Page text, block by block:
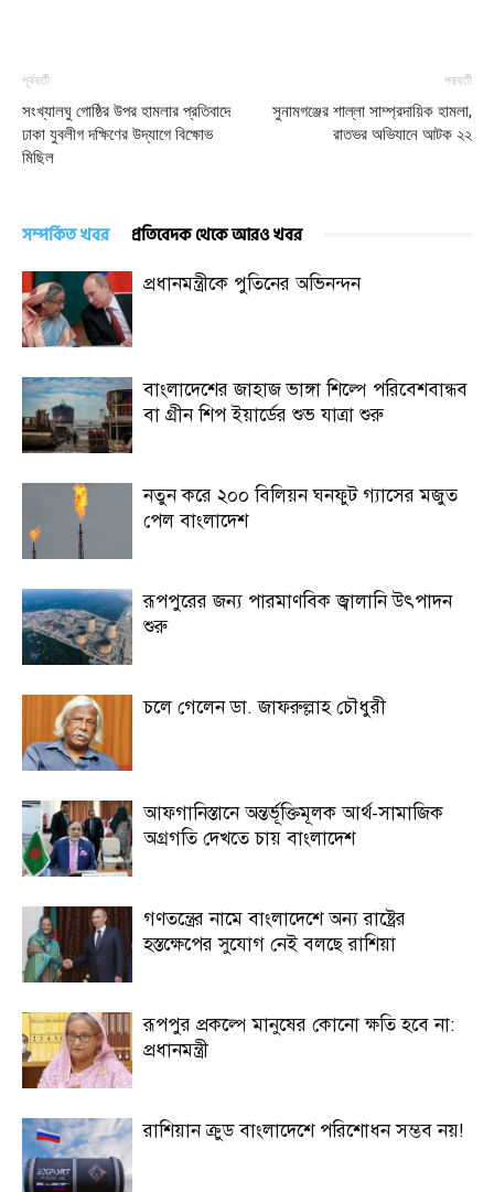
পূর্ববর্তী
সংখ্যালঘু গোষ্ঠির উপর হামলার প্রতিবাদে
ঢাকা যুবলীগ দক্ষিণের উদ্যাগে বিক্ষোভ
মিছিল
পরবর্তী
সুনামগঞ্জের শাল্লা সাম্প্রদায়িক হামলা,
রাতভর অভিযানে আটক ২২
সম্পর্কিত খবর প্রতিবেদক থেকে আরও খবর
প্রধানমন্ত্রীকে পুতিনের অভিনন্দন
বাংলাদেশের জাহাজ ভাঙ্গা শিল্পে পরিবেশবান্ধব
বা গ্রীন শিপ ইয়ার্ডের শুভ যাত্রা শুরু
নতুন করে ২০০ বিলিয়ন ঘনফুট গ্যাসের মজুত
পেল বাংলাদেশ
রূপপুরের জন্য পারমাণবিক জ্বালানি উৎপাদন
শুরু
চলে গেলেন ডা. জাফরুল্লাহ চৌধুরী
আফগানিস্তানে অন্তর্ভূক্তিমূলক আর্থ-সামাজিক
অগ্রগতি দেখতে চায় বাংলাদেশ
গণতন্ত্রের নামে বাংলাদেশে অন্য রাষ্ট্রের
হস্তক্ষেপের সুযোগ নেই বলছে রাশিয়া
রূপপুর প্রকল্পে মানুষের কোনো ক্ষতি হবে না:
প্রধানমন্ত্রী
রাশিয়ান ক্রুড বাংলাদেশে পরিশোধন সম্ভব নয়!